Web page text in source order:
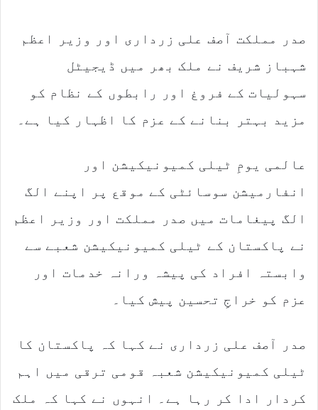
صدر مملکت آصف علی زرداری اور وزیر اعظم
شہباز شریف نے ملک بھر میں ڈیجیٹل
سہولیات کے فروغ اور رابطوں کے نظام کو
مزید بہتر بنانے کے عزم کا اظہار کیا ہے۔
عالمی یومِ ٹیلی کمیونیکیشن اور
انفارمیشن سوسائٹی کے موقع پر اپنے الگ
الگ پیغامات میں صدر مملکت اور وزیر اعظم
نے پاکستان کے ٹیلی کمیونیکیشن شعبے سے
وابستہ افراد کی پیشہ ورانہ خدمات اور
عزم کو خراجِ تحسین پیش کیا۔
صدر آصف علی زرداری نے کہا کہ پاکستان کا
ٹیلی کمیونیکیشن شعبہ قومی ترقی میں اہم
کردار ادا کر رہا ہے۔ انہوں نے کہا کہ ملک